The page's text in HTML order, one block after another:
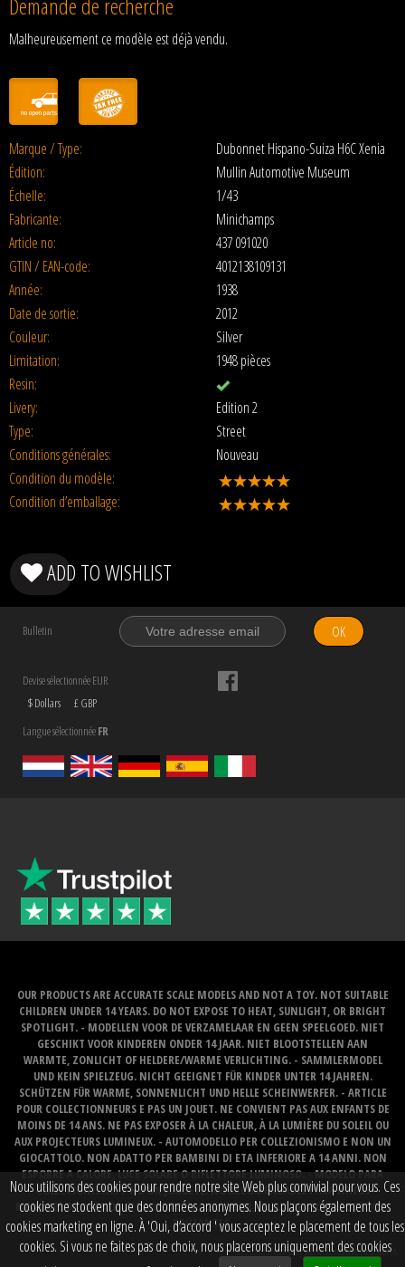
Malheureusement ce modèle est déjà vendu.
Marque / Type:
Dubonnet Hispano-Suiza H6C Xenia
Édition:
Mullin Automotive Museum
Échelle:
1/43
Fabricante:
Minichamps
Article no:
437 091020
GTIN / EAN-code:
4012138109131
Année:
1938
Date de sortie:
2012
Couleur:
Silver
Limitation:
1948 pièces
Resin:
Livery:
Edition 2
Type:
Street
Conditions générales:
Nouveau
Condition du modèle:
Condition d’emballage:
ADD TO WISHLIST
Bulletin OK
Devise sélectionnée EUR
$ Dollars
£ GBP
Langue sélectionnéeFR
OUR PRODUCTS ARE ACCURATE SCALE MODELS AND NOT A TOY. NOT SUITABLE
CHILDREN UNDER 14 YEARS. DO NOT EXPOSE TO HEAT, SUNLIGHT, OR BRIGHT
SPOTLIGHT. - MODELLEN VOOR DE VERZAMELAAR EN GEEN SPEELGOED. NIET
GESCHIKT VOOR KINDEREN ONDER 14 JAAR. NIET BLOOTSTELLEN AAN
WARMTE, ZONLICHT OF HELDERE/WARME VERLICHTING. - SAMMLERMODEL
UND KEIN SPIELZEUG. NICHT GEEIGNET FÜR KINDER UNTER 14 JAHREN.
SCHÜTZEN FÜR WARME, SONNENLICHT UND HELLE SCHEINWERFER. - ARTICLE
POUR COLLECTIONNEURS E PAS UN JOUET. NE CONVIENT PAS AUX ENFANTS DE
MOINS DE 14 ANS. NE PAS EXPOSER À LA CHALEUR, À LA LUMIÈRE DU SOLEIL OU
AUX PROJECTEURS LUMINEUX. - AUTOMODELLO PER COLLEZIONISMO E NON UN
GIOCATTOLO. NON ADATTO PER BAMBINI DI ETA INFERIORE A 14 ANNI. NON
ESPORRE A CALORE, LUCE SOLARE O RIFLETTORE LUMINOSO. - MODELO PARA
COLECCIONISTAS Y NO UN JUGUETE. NO RECOMENDABLE PARA NINOS
MENORES DE 14 ANOS. NO LO EXPONGA AL CALOR, LA LUZ DEL SOL O LOS FOCOS
BRILLANTES.
Website created byBOMS creative web works
Nous utilisons des cookies pour rendre notre site Web plus convivial pour vous. Ces
cookies ne stockent que des données anonymes. Nous plaçons également des
cookies marketing en ligne. À 'Oui, d’accord ' vous acceptez le placement de tous les
cookies. Si vous ne faites pas de choix, nous placerons uniquement des cookies